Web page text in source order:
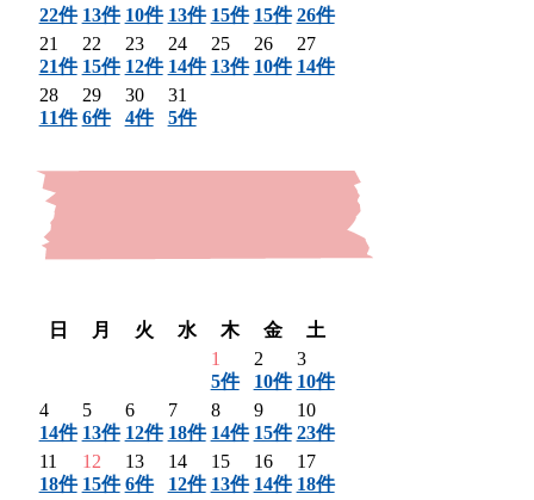
22件 13件 10件 13件 15件 15件 26件
21
21件
22
15件
23
12件
24
14件
25
13件
26
10件
27
14件
28
11件
29
6件
30
4件
31
5件
日
月 火 水 木 金
土
1
5件
2
10件
3
10件
4
14件
5
13件
6
12件
7
18件
8
14件
9
15件
10
23件
11
18件
12
15件
13
6件
14
12件
15
13件
16
14件
17
18件